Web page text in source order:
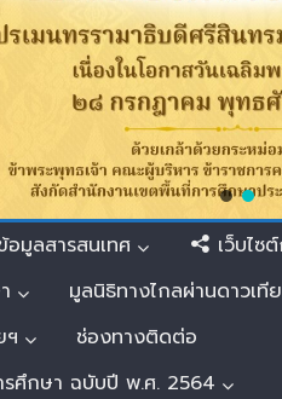
อมูลสารสนเทศ เว็บไซ
มูลนิธิทางไกลผ่านดาวเที
ฯ
ช่องทางติดต่อ
รศึกษา ฉบับปี พ.ศ. 2564